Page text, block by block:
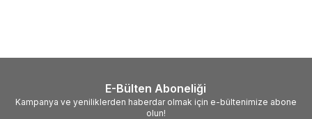
E-Bülten Aboneliği
Kampanya ve yeniliklerden haberdar olmak için e-bültenimize abone
olun!